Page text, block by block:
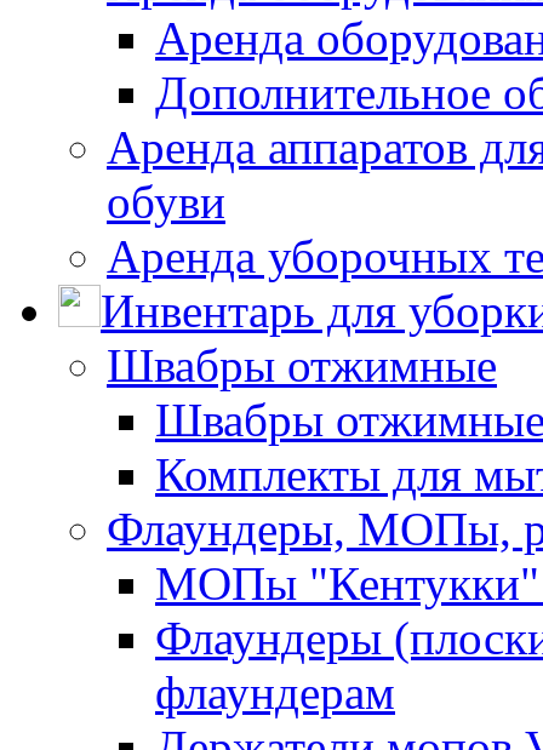
Аренда
Дополнительное
Аренда аппаратов
обуви
Аренда уборочных
Инвентарь для
Швабры отжимные
Швабры
Комплекты для
Флаундеры, МОПы,
МОПы "Кентукки"
Флаундеры
флаундерам